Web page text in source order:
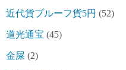
近代貨プルーフ貨5円 (52)
道光通宝 (45)
金屎 (2)